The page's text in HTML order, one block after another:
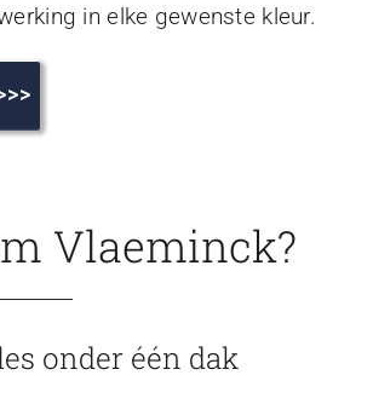
in elke gewenste kleur.
Vlaeminck?
onder één dak